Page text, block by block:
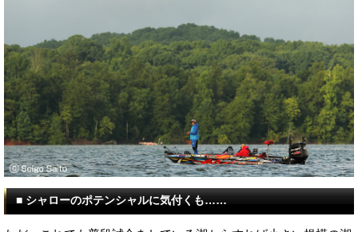
■ シャローのポテンシャルに気付くも……